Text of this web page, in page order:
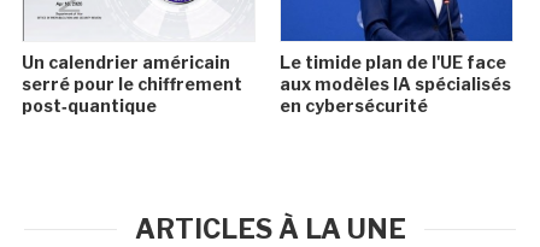
Un calendrier américain
serré pour le chiffrement
post‑quantique
Le timide plan de l'UE face
aux modèles IA spécialisés
en cybersécurité
ARTICLES À LA UNE